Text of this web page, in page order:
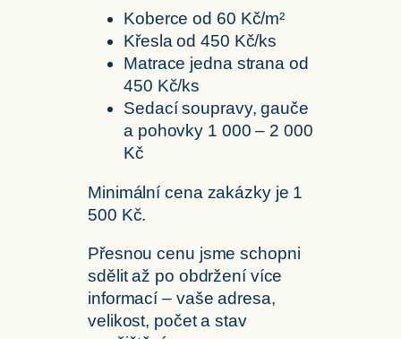
Koberce od 60 Kč/m²
Křesla od 450 Kč/ks
Matrace jedna strana od
450 Kč/ks
Sedací soupravy, gauče
a pohovky 1 000 – 2 000
Kč
Minimální cena zakázky je 1
500 Kč.
Přesnou cenu jsme schopni
sdělit až po obdržení více
informací – vaše adresa,
velikost, počet a stav